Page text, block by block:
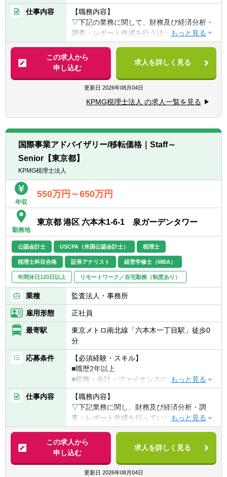
験が10年以上ある方
▽具体的には、下記いずれかの要件に当ては
まる方
1. 中堅以上の日系企業 もしくは グローバ
ル企業における財務、会計、税務、経営企画
等のご経験者
2. 金融機関等で投資銀行部門、コーポ―レー
トファイナンス部門等のご経験者
3. 日系企業およびグローバル企業において、
移転価格に関わる業務に携わった経験がある
に関わる業務に携わった経験がある方
5. 移転価格税制に興味があり、英語力と資格
（会計士・税理士・USCPA等）を活かして働
きたい方
上）をお持ちの方
※母国語が日本語でない場合、ビジネスレベ
ルの日本語能力がある方（目安：日本語能力
試験1級）
【歓迎経験・スキル】
■日・米の会計士（CPA、USCPA）・又は税
理士（科目合格者含む）、証券アナリスト、
CFA、簿記などの資格保持者及び MBA 取得
者、海外関連事業経験者、海外留学経験者尚
可
仕事内容
【職務内容】
▽下記の業務に関して、財務及び経済分析・
調査・レポート作成を行うほか、パートナー
の指揮の下でマネージャー職としてプロジェ
クトマネジメント、クライアントとの折衝お
よびシニアスタッフ以下の指導・教育を行っ
ていただきます。
【具体的には】
■移転価格税制への対応を中心としたアドバ
イザリーサービス
■グローバルタックスマネジメントに関わる
アドバイザリーサービス
■国際税務マネジメント・タックスプランニ
ングに関わるアドバイザリー
※経験・技術・ポテンシャルにより、最終的
に職務内容詳細を決定します。
この求人から
申し込む
求人を詳しく見る
更新日 2026年08月04日
KPMG税理士法人 の求人一覧を見る
国際事業アドバイザリー/移転価格｜Staff～
Senior【東京都】
KPMG税理士法人
年収
550万円～650万円
勤務地
東京都 港区 六本木1-6-1 泉ガーデンタワー
公認会計士 USCPA（米国公認会計士） 税理士
税理士科目合格 証券アナリスト 経営学修士（MBA）
年間休日120日以上 リモートワーク／在宅勤務（制度あり）
業種 監査法人・事務所
雇用形態 正社員
最寄駅
東京メトロ南北線「六本木一丁目駅」徒歩0
分
応募条件
【必須経験・スキル】
■職歴2年以上
■税務・会計・ファイナンスのいずれかの知
識がある方
■ビジネスレベルの英語力がある方（目安：
TOEIC 750以上）
※母国語が日本語でない場合、ビジネスレベ
ルの日本語能力がある方（目安：日本語能力
試験1級）
【歓迎経験・スキル】
■経理・財務部門・国際事業管理部門等での
仕事内容
【職務内容】
▽下記業務に関し、財務及び経済分析・調
査・レポート作成を行っていただきます。
■移転価格税制への対応を中心としたアドバ
イザリーサービス
■グローバルタックスマネジメントに関わる
アドバイザリーサービス
■国際税務マネジメント・タックスプランニ
この求人から
申し込む
求人を詳しく見る
更新日 2026年08月04日